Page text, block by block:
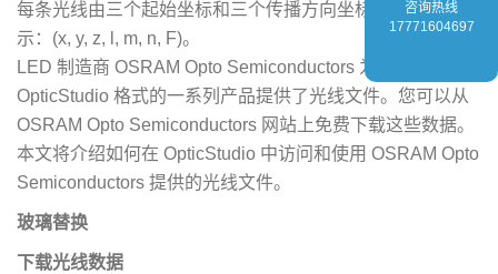
每条光线由三个起始坐标和三个传播方向坐标以及能量来表
示：(x, y, z, l, m, n, F)。
LED 制造商 OSRAM Opto Semiconductors 为其支持
OpticStudio 格式的一系列产品提供了光线文件。您可以从
OSRAM Opto Semiconductors 网站上免费下载这些数据。
本文将介绍如何在 OpticStudio 中访问和使用 OSRAM Opto
Semiconductors 提供的光线文件。
玻璃替换
下载光线数据
咨询热线
17771604697